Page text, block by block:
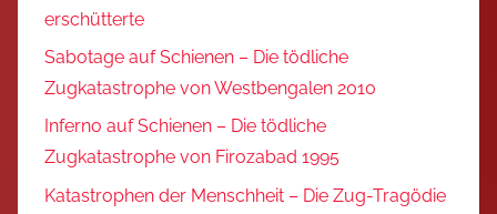
erschütterte
Sabotage auf Schienen – Die tödliche
Zugkatastrophe von Westbengalen 2010
Inferno auf Schienen – Die tödliche
Zugkatastrophe von Firozabad 1995
Katastrophen der Menschheit – Die Zug-Tragödie